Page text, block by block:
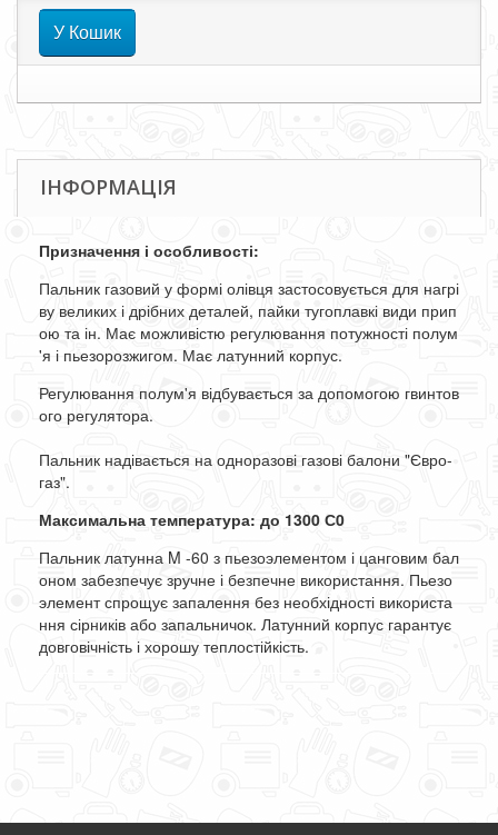
У Кошик
ІНФОРМАЦІЯ
Призначення і особливості:
Пальник газовий у формі олівця застосовується для нагрі
ву великих і дрібних деталей, пайки тугоплавкі види прип
ою та ін. Має можливістю регулювання потужності полум
'я і пьезорозжигом. Має латунний корпус.
Регулювання полум'я відбувається за допомогою гвинтов
ого регулятора.
Пальник надівається на одноразові газові балони "Євро-
газ".
Максимальна температура: до 1300 С0
Пальник латунна M -60 з пьезоэлементом і цанговим бал
оном забезпечує зручне і безпечне використання. Пьезо
элемент спрощує запалення без необхідності використа
ння сірників або запальничок. Латунний корпус гарантує
довговічність і хорошу теплостійкість.